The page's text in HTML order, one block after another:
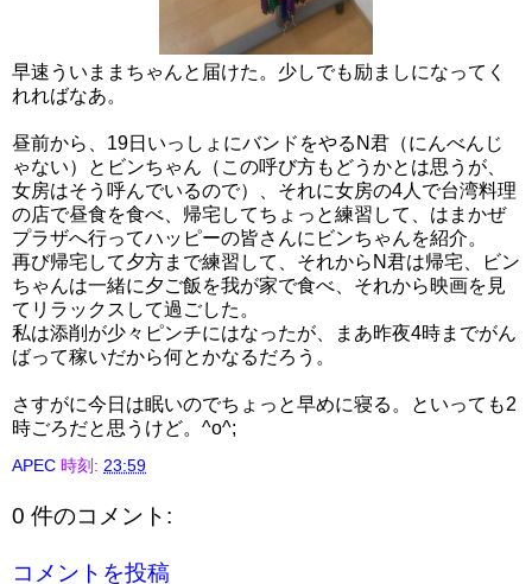
早速ういままちゃんと届けた。少しでも励ましになってく
れればなあ。
昼前から、19日いっしょにバンドをやるN君（にんべんじ
ゃない）とビンちゃん（この呼び方もどうかとは思うが、
女房はそう呼んでいるので）、それに女房の4人で台湾料理
の店で昼食を食べ、帰宅してちょっと練習して、はまかぜ
プラザへ行ってハッピーの皆さんにビンちゃんを紹介。
再び帰宅して夕方まで練習して、それからN君は帰宅、ビン
ちゃんは一緒に夕ご飯を我が家で食べ、それから映画を見
てリラックスして過ごした。
私は添削が少々ピンチにはなったが、まあ昨夜4時までがん
ばって稼いだから何とかなるだろう。
さすがに今日は眠いのでちょっと早めに寝る。といっても2
時ごろだと思うけど。^o^;
APEC 時刻: 23:59
0 件のコメント:
コメントを投稿